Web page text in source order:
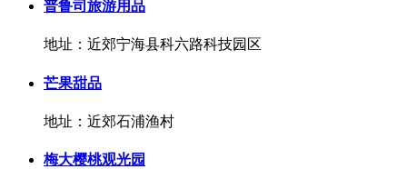
普鲁司旅游用品
地址：近郊宁海县科六路科技园区
芒果甜品
地址：近郊石浦渔村
梅大樱桃观光园